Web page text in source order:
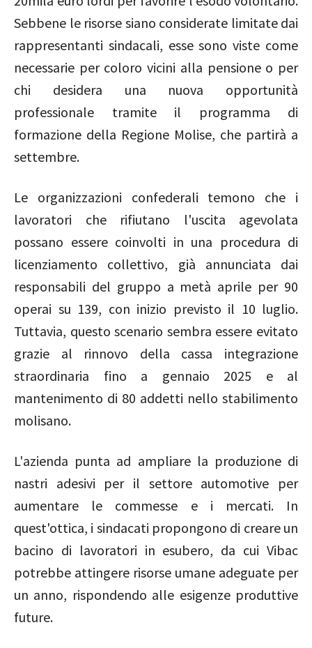
Sebbene le risorse siano considerate limitate dai
rappresentanti sindacali, esse sono viste come
necessarie per coloro vicini alla pensione o per
chi desidera una nuova opportunità
professionale tramite il programma di
formazione della Regione Molise, che partirà a
settembre.
Le organizzazioni confederali temono che i
lavoratori che rifiutano l'uscita agevolata
possano essere coinvolti in una procedura di
licenziamento collettivo, già annunciata dai
responsabili del gruppo a metà aprile per 90
operai su 139, con inizio previsto il 10 luglio.
Tuttavia, questo scenario sembra essere evitato
grazie al rinnovo della cassa integrazione
straordinaria fino a gennaio 2025 e al
mantenimento di 80 addetti nello stabilimento
molisano.
L'azienda punta ad ampliare la produzione di
nastri adesivi per il settore automotive per
aumentare le commesse e i mercati. In
quest'ottica, i sindacati propongono di creare un
bacino di lavoratori in esubero, da cui Vibac
potrebbe attingere risorse umane adeguate per
un anno, rispondendo alle esigenze produttive
future.